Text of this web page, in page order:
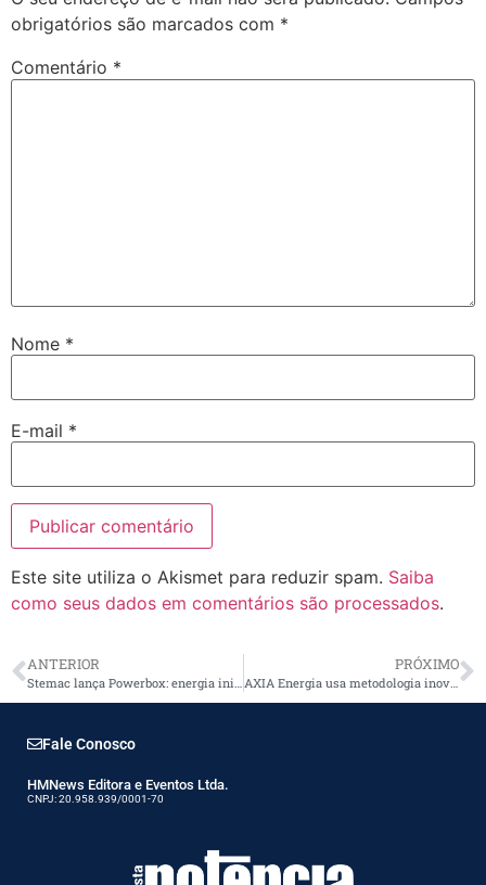
obrigatórios são marcados com *
Comentário *
Nome *
E-mail *
Este site utiliza o Akismet para reduzir spam. Saiba
como seus dados em comentários são processados.
ANTERIOR PRÓXIMO
AXIA Energia usa metodologia inovadora para monitorar vegetação na rede de transmissão
Fale Conosco
HMNews Editora e Eventos Ltda.
CNPJ: 20.958.939/0001-70